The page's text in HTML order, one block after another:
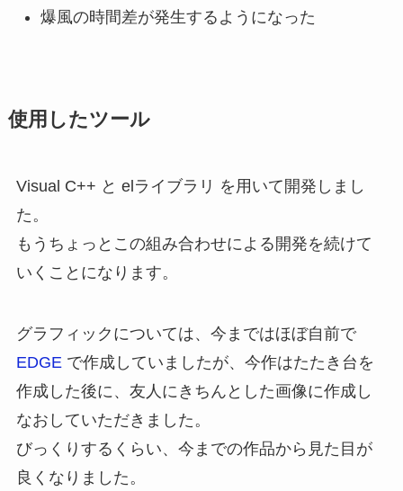
爆風の時間差が発生するようになった
使用したツール
Visual C++ と elライブラリ を用いて開発しまし
た。
もうちょっとこの組み合わせによる開発を続けて
いくことになります。
グラフィックについては、今まではほぼ自前で
EDGE で作成していましたが、今作はたたき台を
作成した後に、友人にきちんとした画像に作成し
なおしていただきました。
びっくりするくらい、今までの作品から見た目が
良くなりました。